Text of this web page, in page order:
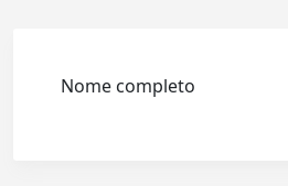
Nome completo